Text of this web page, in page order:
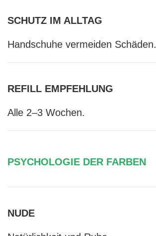
SCHUTZ IM ALLTAG
Handschuhe vermeiden Schäden.
REFILL EMPFEHLUNG
Alle 2–3 Wochen.
PSYCHOLOGIE DER FARBEN
NUDE